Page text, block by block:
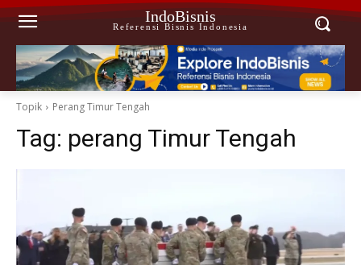
IndoBisnis
Referensi Bisnis Indonesia
Topik Perang Timur Tengah
Tag: perang Timur Tengah